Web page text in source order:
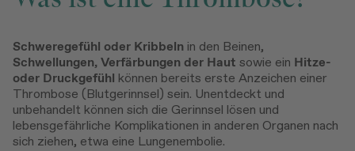
Schweregefühl oder Kribbeln in den Beinen,
Schwellungen, Verfärbungen der Haut sowie ein Hitze-
oder Druckgefühl können bereits erste Anzeichen einer
Thrombose (Blutgerinnsel) sein. Unentdeckt und
unbehandelt können sich die Gerinnsel lösen und
lebensgefährliche Komplikationen in anderen Organen nach
sich ziehen, etwa eine Lungenembolie.